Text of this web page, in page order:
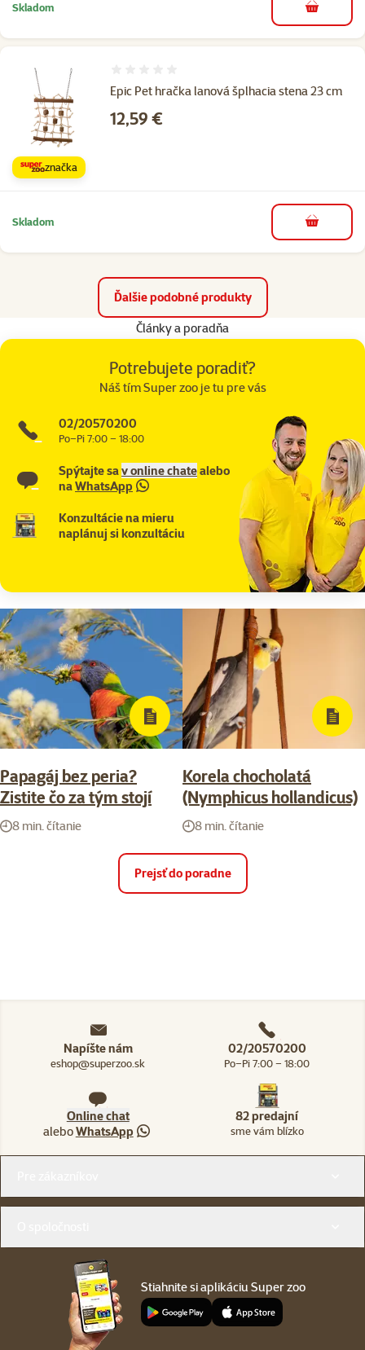
Skladom do košíka
Epic Pet hračka lanová šplhacia stena 23 cm
Cena
12,59 €
značka
Skladom do košíka
Ďalšie podobné produkty
Články a poradňa
Potrebujete poradiť?
Náš tím Super zoo je tu pre vás
02/20570200
Po–Pi 7:00 – 18:00
Spýtajte sav online chatealebo
naWhatsApp
Konzultácie na mieru
naplánuj si konzultáciu
Papagáj bez peria?
Zistite čo za tým stojí
8 min. čítanie
Korela chocholatá
(Nymphicus hollandicus)
8 min. čítanie
Prejsť do poradne
Napíšte nám
eshop@superzoo.sk
02/20570200
Po–Pi 7:00 – 18:00
Online chat
aleboWhatsApp
82 predajní
sme vám blízko
Stiahnite si aplikáciu Super zoo